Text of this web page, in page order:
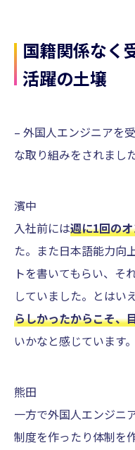
国籍関係なく
活躍の土壌
– 外国人エンジニアを
な取り組みをされまし
濱中
入社前には週に1回の
た。また日本語能力向
トを書いてもらい、そ
していました。とはい
らしかったからこそ、
いかなと感じています。
熊田
一方で外国人エンジニ
制度を作ったり体制を